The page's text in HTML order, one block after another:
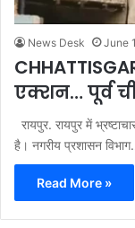
News Desk June
एक्शन… पूर्व
रायपुर. रायपुर में
है। नगरीय प्रशासन
Read More »